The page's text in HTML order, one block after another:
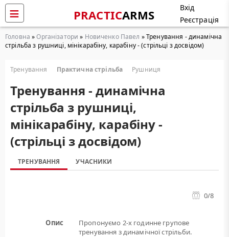
PRACTICARMS
Вхід
Реєстрація
Головна »Організатори » Новиченко Павел » Тренування - динамічна
стрільба з рушниці, мінікарабіну, карабіну - (стрільці з досвідом)
Тренування Практична стрільба Рушниця
Тренування - динамічна
стрільба з рушниці,
мінікарабіну, карабіну -
(стрільці з досвідом)
ТРЕНУВАННЯ УЧАСНИКИ
0/8
Опис
Пропонуємо 2-х годинне групове
тренування з динамічної стрільби.